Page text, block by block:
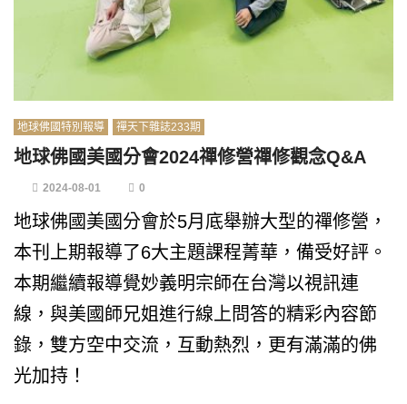
地球佛國特別報導 禪天下雜誌233期
地球佛國美國分會2024禪修營禪修觀念Q&A
2024-08-01 0
地球佛國美國分會於5月底舉辦大型的禪修營，
本刊上期報導了6大主題課程菁華，備受好評。
本期繼續報導覺妙義明宗師在台灣以視訊連
線，與美國師兄姐進行線上問答的精彩內容節
錄，雙方空中交流，互動熱烈，更有滿滿的佛
光加持！